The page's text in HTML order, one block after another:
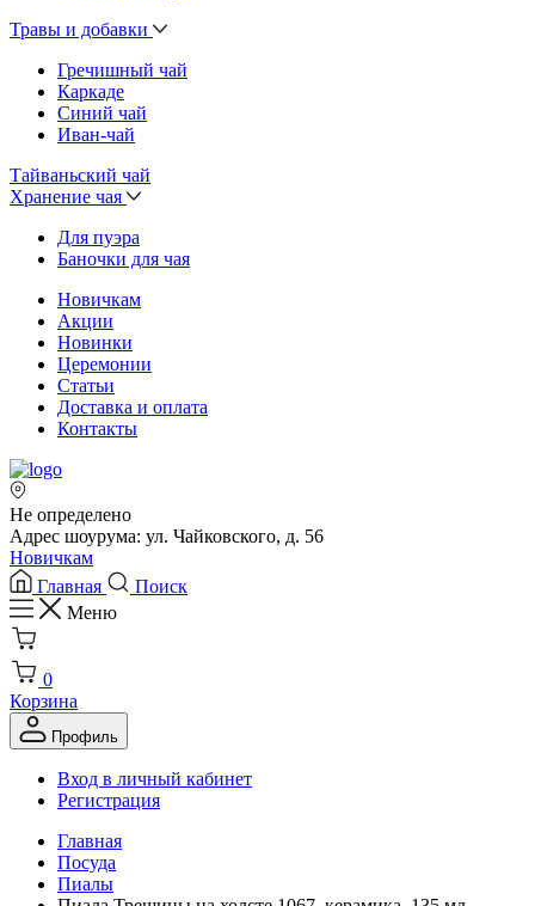
Травы и добавки
Гречишный чай
Каркаде
Синий чай
Иван-чай
Тайваньский чай
Хранение чая
Для пуэра
Баночки для чая
Новичкам
Акции
Новинки
Церемонии
Статьи
Доставка и оплата
Контакты
Не определено
Адрес шоурума: ул. Чайковского, д. 56
Новичкам
Главная
Поиск
Меню
0
Корзина
Профиль
Вход в личный кабинет
Регистрация
Главная
Посуда
Пиалы